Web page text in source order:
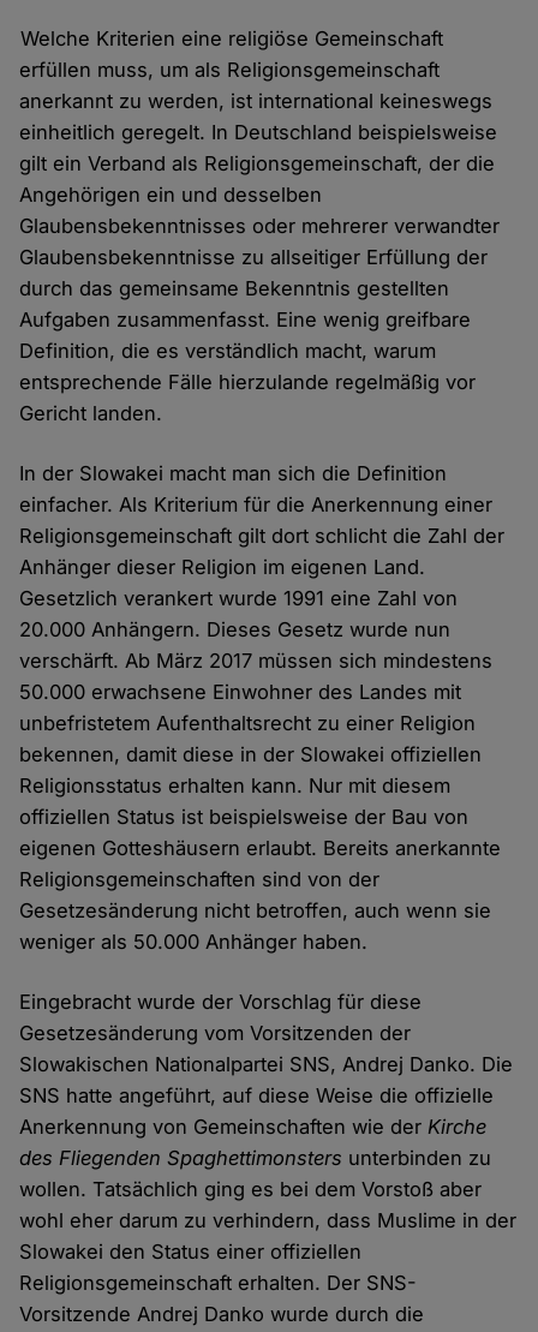
Welche Kriterien eine religiöse Gemeinschaft
erfüllen muss, um als Religionsgemeinschaft
anerkannt zu werden, ist international keineswegs
einheitlich geregelt. In Deutschland beispielsweise
gilt ein Verband als Religionsgemeinschaft, der die
Angehörigen ein und desselben
Glaubensbekenntnisses oder mehrerer verwandter
Glaubensbekenntnisse zu allseitiger Erfüllung der
durch das gemeinsame Bekenntnis gestellten
Aufgaben zusammenfasst. Eine wenig greifbare
Definition, die es verständlich macht, warum
entsprechende Fälle hierzulande regelmäßig vor
Gericht landen.
In der Slowakei macht man sich die Definition
einfacher. Als Kriterium für die Anerkennung einer
Religionsgemeinschaft gilt dort schlicht die Zahl der
Anhänger dieser Religion im eigenen Land.
Gesetzlich verankert wurde 1991 eine Zahl von
20.000 Anhängern. Dieses Gesetz wurde nun
verschärft. Ab März 2017 müssen sich mindestens
50.000 erwachsene Einwohner des Landes mit
unbefristetem Aufenthaltsrecht zu einer Religion
bekennen, damit diese in der Slowakei offiziellen
Religionsstatus erhalten kann. Nur mit diesem
offiziellen Status ist beispielsweise der Bau von
eigenen Gotteshäusern erlaubt. Bereits anerkannte
Religionsgemeinschaften sind von der
Gesetzesänderung nicht betroffen, auch wenn sie
weniger als 50.000 Anhänger haben.
Eingebracht wurde der Vorschlag für diese
Gesetzesänderung vom Vorsitzenden der
Slowakischen Nationalpartei SNS, Andrej Danko. Die
SNS hatte angeführt, auf diese Weise die offizielle
Anerkennung von Gemeinschaften wie derKirche
des Fliegenden Spaghettimonsters unterbinden zu
wollen. Tatsächlich ging es bei dem Vorstoß aber
wohl eher darum zu verhindern, dass Muslime in der
Slowakei den Status einer offiziellen
Religionsgemeinschaft erhalten. Der SNS-
Vorsitzende Andrej Danko wurde durch die